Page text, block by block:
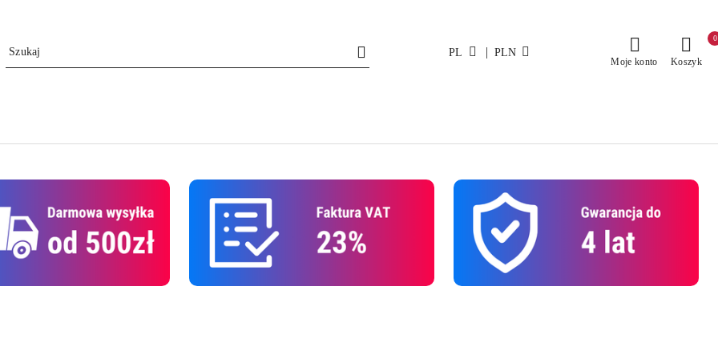
PL | PLN
Moje konto Koszyk
0